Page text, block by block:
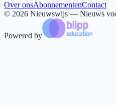
Over onsAbonnementenContact
© 2026 Nieuwswijs — Nieuws
Powered by